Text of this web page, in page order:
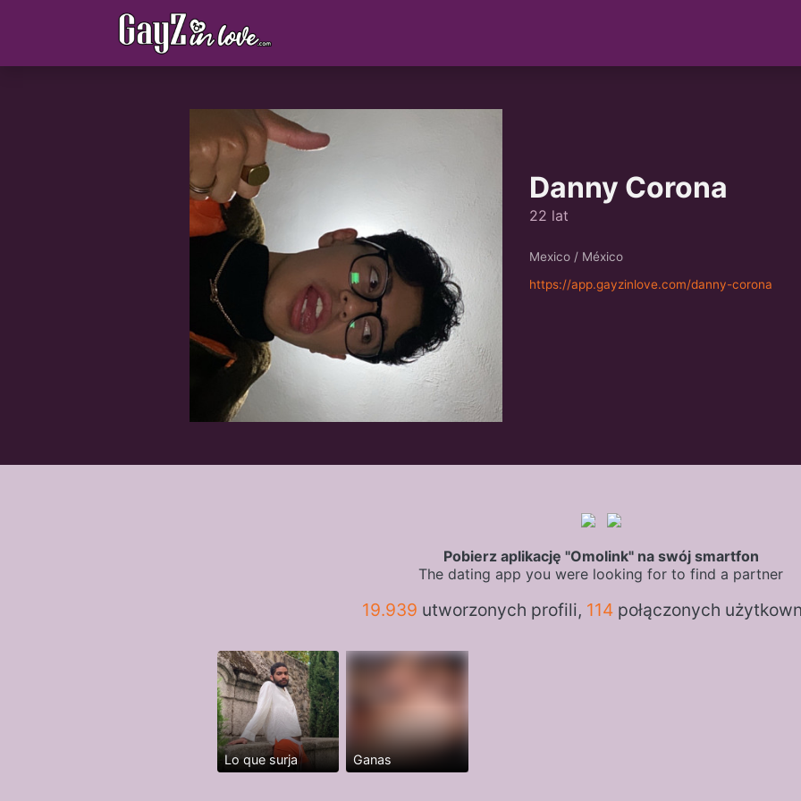
Danny Corona
22 lat
Mexico / México
https://app.gayzinlove.com/danny-corona
Pobierz aplikację "Omolink" na swój smartfon
The dating app you were looking for to find a partner
19.939 utworzonych profili, 114połączonych
Lo que surja Ganas